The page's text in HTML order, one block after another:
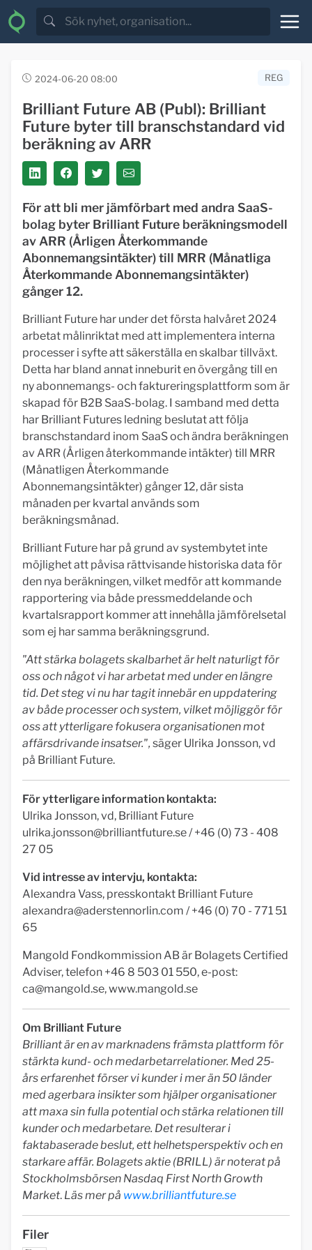
2024-06-20 08:00 REG
Brilliant Future AB (Publ): Brilliant
Future byter till branschstandard vid
beräkning av ARR
För att bli mer jämförbart med andra SaaS-
bolag byter Brilliant Future beräkningsmodell
av ARR (Årligen Återkommande
Abonnemangsintäkter) till MRR (Månatliga
Återkommande Abonnemangsintäkter)
gånger 12.
Brilliant Future har under det första halvåret 2024
arbetat målinriktat med att implementera interna
processer i syfte att säkerställa en skalbar tillväxt.
Detta har bland annat inneburit en övergång till en
ny abonnemangs- och faktureringsplattform som är
skapad för B2B SaaS-bolag. I samband med detta
har Brilliant Futures ledning beslutat att följa
branschstandard inom SaaS och ändra beräkningen
av ARR (Årligen återkommande intäkter) till MRR
(Månatligen Återkommande
Abonnemangsintäkter) gånger 12, där sista
månaden per kvartal används som
beräkningsmånad.
Brilliant Future har på grund av systembytet inte
möjlighet att påvisa rättvisande historiska data för
den nya beräkningen, vilket medför att kommande
rapportering via både pressmeddelande och
kvartalsrapport kommer att innehålla jämförelsetal
som ej har samma beräkningsgrund.
"Att stärka bolagets skalbarhet är helt naturligt för
oss och något vi har arbetat med under en längre
tid. Det steg vi nu har tagit innebär en uppdatering
av både processer och system, vilket möjliggör för
oss att ytterligare fokusera organisationen mot
affärsdrivande insatser.", säger Ulrika Jonsson, vd
på Brilliant Future.
För ytterligare information kontakta:
Ulrika Jonsson, vd, Brilliant Future
ulrika.jonsson@brilliantfuture.se/ +46 (0) 73 - 408
27 05
Vid intresse av intervju, kontakta:
Alexandra Vass, presskontakt Brilliant Future
alexandra@aderstennorlin.com / +46 (0) 70 - 771 51
65
Mangold Fondkommission AB är Bolagets Certified
Adviser, telefon +46 8 503 01 550, e-post:
ca@mangold.se, www.mangold.se
Om Brilliant Future
Brilliant är en av marknadens främsta plattform för
stärkta kund- och medarbetarrelationer. Med 25-
års erfarenhet förser vi kunder i mer än 50 länder
med agerbara insikter som hjälper organisationer
att maxa sin fulla potential och stärka relationen till
kunder och medarbetare. Det resulterar i
faktabaserade beslut, ett helhetsperspektiv och en
starkare affär. Bolagets aktie (BRILL) är noterat på
Stockholmsbörsen Nasdaq First North Growth
Market. Läs mer på www.brilliantfuture.se
Filer